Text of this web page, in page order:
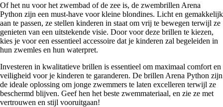
Of het nu voor het zwembad of de zee is, de zwembrillen Arena
Python zijn een must-have voor kleine blondines. Licht en gemakkelijk
aan te passen, ze stellen kinderen in staat om vrij te bewegen terwijl ze
genieten van een uitstekende visie. Door voor deze brillen te kiezen,
kies je voor een essentieel accessoire dat je kinderen zal begeleiden in
hun zwemles en hun waterpret.
Investeren in kwalitatieve brillen is essentieel om maximaal comfort en
veiligheid voor je kinderen te garanderen. De brillen Arena Python zijn
de ideale oplossing om jonge zwemmers te laten excelleren terwijl ze
beschermd blijven. Geef hen het beste zwemmateriaal, en zie ze met
vertrouwen en stijl vooruitgaan!